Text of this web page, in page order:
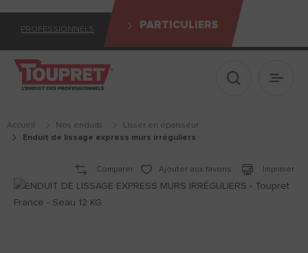
PROFESSIONNELS PARTICULIERS
Afficher le
Accueil Nos enduits
lisser en épaisseur
enduit de lissage express murs irréguliers
Comparer Ajouter aux favoris Imprimer